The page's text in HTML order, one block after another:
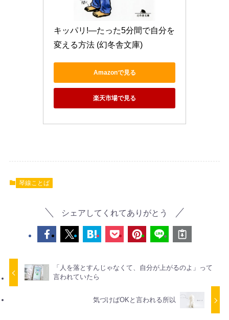
キッパリ!―たった5分間で自分を
変える方法 (幻冬舎文庫)
Amazonで見る
楽天市場で見る
琴線ことば
シェアしてくれてありがとう
「人を落とすんじゃなくて、自分が上がるのよ」って
言われていたら
気づけばOKと言われる所以